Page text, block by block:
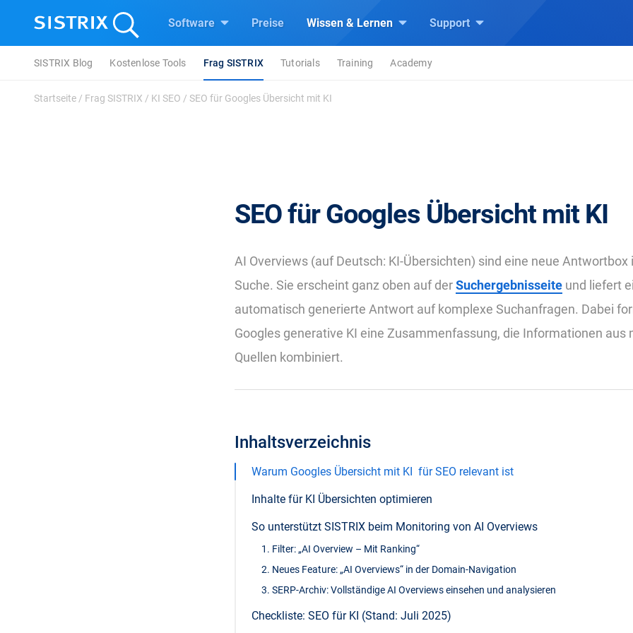
Software Preise Wissen & Lernen Support
SISTRIX Blog Kostenlose Tools Frag SISTRIX Tutorials Training Academy
Startseite / Frag SISTRIX / KI SEO / SEO für Googles Übersicht mit KI
SEO für Googles Übersicht mit KI
AI Overviews (auf Deutsch: KI-Übersichten) sind eine neue Antwortbox
Suche. Sie erscheint ganz oben auf derSuchergebnisseite und liefert
automatisch generierte Antwort auf komplexe Suchanfragen. Dabei
Googles generative KI eine Zusammenfassung, die Informationen aus
Quellen kombiniert.
Inhaltsverzeichnis
Warum Googles Übersicht mit KI für SEO relevant ist
Inhalte für KI Übersichten optimieren
So unterstützt SISTRIX beim Monitoring von AI Overviews
1. Filter: „AI Overview – Mit Ranking“
2. Neues Feature: „AI Overviews“ in der Domain-Navigation
3. SERP-Archiv: Vollständige AI Overviews einsehen und analysieren
Checkliste: SEO für KI (Stand: Juli 2025)